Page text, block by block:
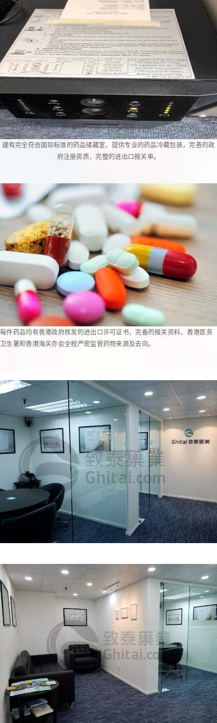
建有完全符合国际标准的药品储藏室，提供专业的药品冷藏包装，完善的政
府注册资质，完整的进出口报关单。
每件药品均有香港政府核发的进出口许可证书，完备的报关资料，香港医务
卫生署和香港海关亦会全程严密监管药物来源及去向。